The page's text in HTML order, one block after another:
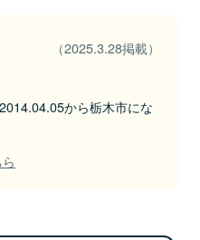
（2025.3.28掲載）
から栃木市にな